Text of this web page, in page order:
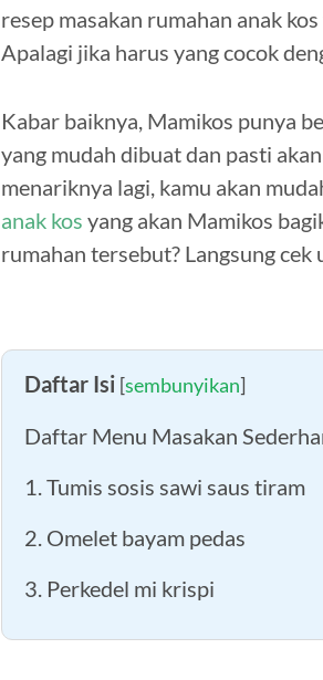
resep masakan rumahan anak
Apalagi jika harus yang cocok
Kabar baiknya, Mamikos punya
yang mudah dibuat dan pasti
menariknya lagi, kamu akan
anak kos yang akan Mamikos
rumahan tersebut? Langsung cek
Daftar Isi [sembunyikan]
Daftar Menu Masakan
1. Tumis sosis sawi saus tiram
2. Omelet bayam pedas
3. Perkedel mi krispi